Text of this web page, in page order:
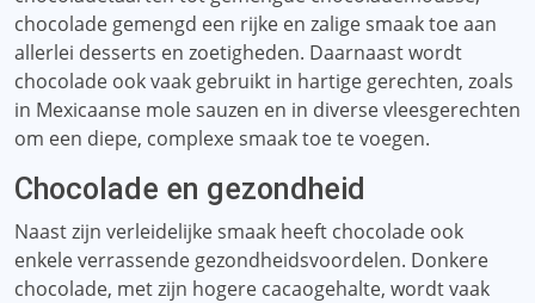
chocolade gemengd een rijke en zalige smaak toe aan
allerlei desserts en zoetigheden. Daarnaast wordt
chocolade ook vaak gebruikt in hartige gerechten, zoals
in Mexicaanse mole sauzen en in diverse vleesgerechten
om een ​​diepe, complexe smaak toe te voegen.
Chocolade en gezondheid
Naast zijn verleidelijke smaak heeft chocolade ook
enkele verrassende gezondheidsvoordelen. Donkere
chocolade, met zijn hogere cacaogehalte, wordt vaak